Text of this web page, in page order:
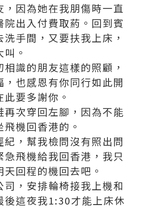
，因為她在我朋傷時一直
院出入付費取葯。回到賓
手間，又要扶我上床，
。
識的朋友這樣的照顧，
，也感恩有你同行如此開
要多謝你。
再次穿回左腳，因為不能
機回香港的。
紀，幫我檢問沒有照出問
飛機給我回香港，我只
回程的機回去吧。
司，安排輪椅接我上機和
後這夜我1:30才能上床休